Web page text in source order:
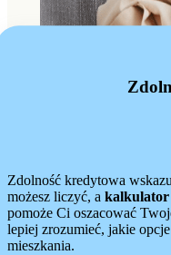
Zdolność kredytowa
możesz liczyć, a kalkulator
pomoże Ci oszacować
lepiej zrozumieć, jakie
mieszkania.